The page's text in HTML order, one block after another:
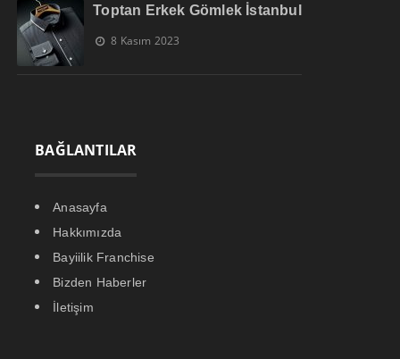
Toptan Erkek Gömlek İstanbul
8 Kasım 2023
BAĞLANTILAR
Anasayfa
Hakkımızda
Bayiilik Franchise
Bizden Haberler
İletişim